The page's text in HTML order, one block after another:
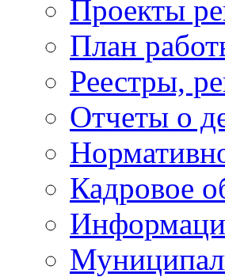
Проекты
План
Реестры,
Отчеты о
Кадровое